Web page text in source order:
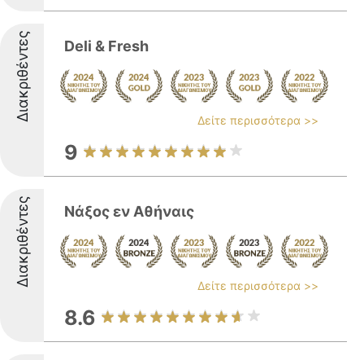
Διακριθέντες Deli & Fresh
Δείτε περισσότερα >>
9
Διακριθέντες Νάξος εν Αθήναις
Δείτε περισσότερα >>
8.6